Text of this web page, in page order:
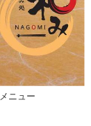
ニュー